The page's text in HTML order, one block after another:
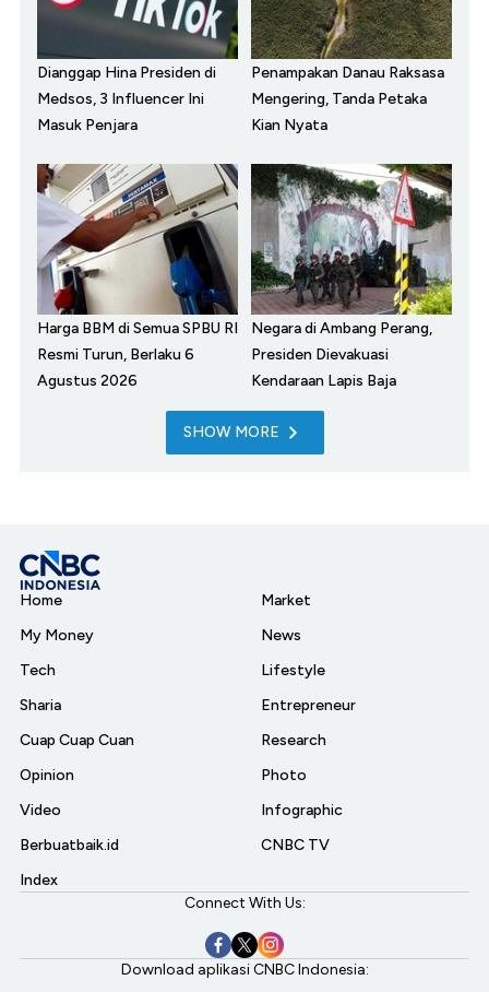
Dianggap Hina Presiden di
Medsos, 3 Influencer Ini
Masuk Penjara
Penampakan Danau Raksasa
Mengering, Tanda Petaka
Kian Nyata
Harga BBM di Semua SPBU RI
Resmi Turun, Berlaku 6
Agustus 2026
Negara di Ambang Perang,
Presiden Dievakuasi
Kendaraan Lapis Baja
SHOW MORE
Home
My Money
Tech
Sharia
Cuap Cuap Cuan
Opinion
Video
Berbuatbaik.id
Index
Market
News
Lifestyle
Entrepreneur
Research
Photo
Infographic
CNBC TV
Connect With Us:
Download aplikasi CNBC Indonesia: